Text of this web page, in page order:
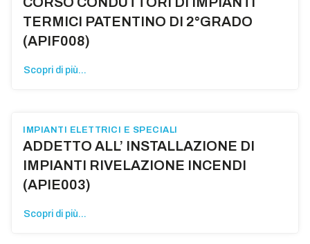
TERMICI PATENTINO DI 2°GRADO
(APIF008)
Scopri di più...
IMPIANTI ELETTRICI E SPECIALI
ADDETTO ALL’ INSTALLAZIONE DI
IMPIANTI RIVELAZIONE INCENDI
(APIE003)
Scopri di più...